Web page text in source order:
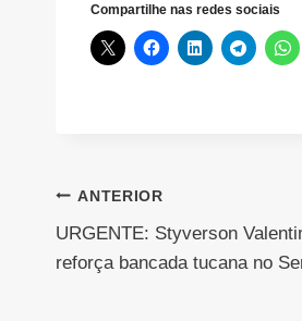
Compartilhe nas redes sociais
Navegação
de
ANTERIOR
URGENTE: Styverson
reforça bancada tucana no